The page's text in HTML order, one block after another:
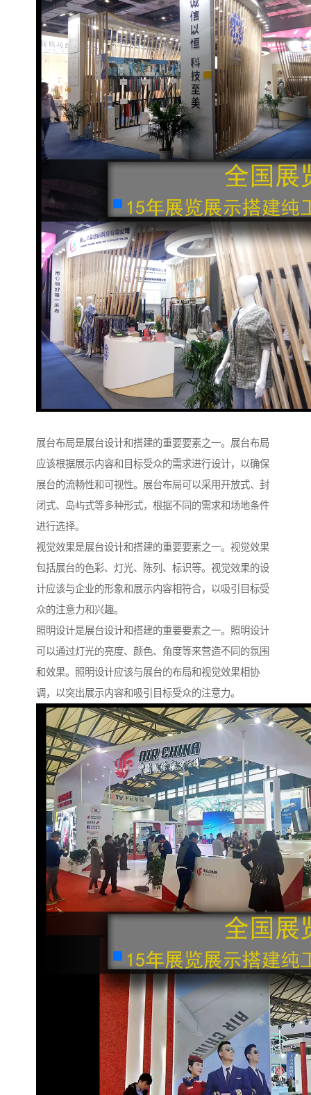
展台布局是展台设计和搭建的重要要素之一。展台布局
应该根据展示内容和目标受众的需求进行设计，以确保
展台的流畅性和可视性。展台布局可以采用开放式、封
闭式、岛屿式等多种形式，根据不同的需求和场地条件
进行选择。
视觉效果是展台设计和搭建的重要要素之一。视觉效果
包括展台的色彩、灯光、陈列、标识等。视觉效果的设
计应该与企业的形象和展示内容相符合，以吸引目标受
众的注意力和兴趣。
照明设计是展台设计和搭建的重要要素之一。照明设计
可以通过灯光的亮度、颜色、角度等来营造不同的氛围
和效果。照明设计应该与展台的布局和视觉效果相协
调，以突出展示内容和吸引目标受众的注意力。